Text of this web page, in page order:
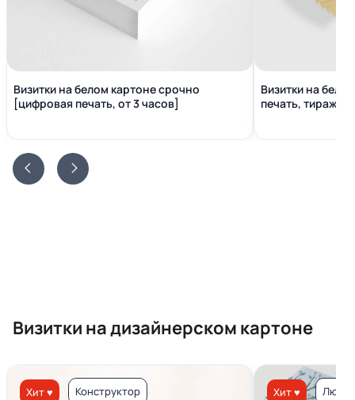
Визитки на белом картоне срочно
[цифровая печать, от 3 часов]
Визитки на
печать, тираж
Визитки на дизайнерском картоне
Хит ♥ Конструктор Хит ♥ Люкс